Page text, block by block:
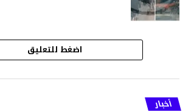
اضغط للتعليق
أخبار